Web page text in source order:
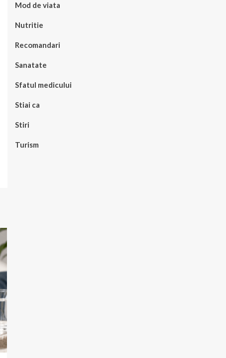
Mod de viata
Nutritie
Recomandari
Sanatate
Sfatul medicului
Stiai ca
Stiri
Turism